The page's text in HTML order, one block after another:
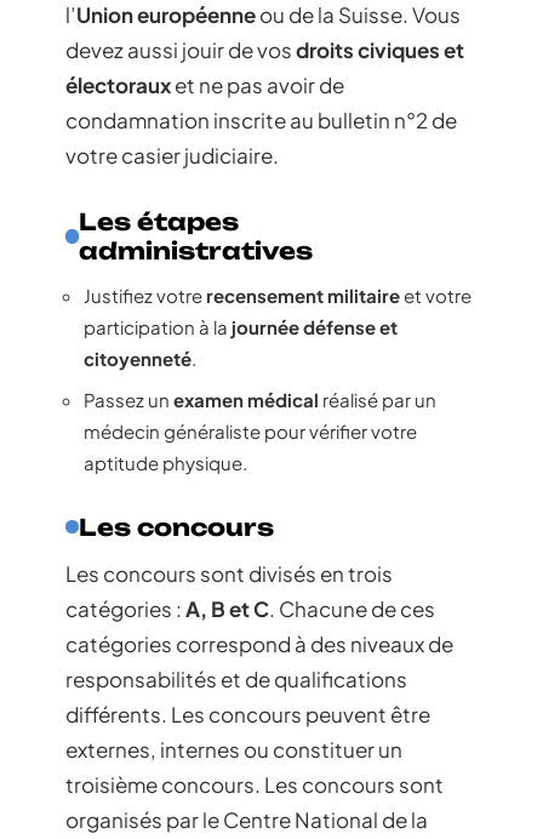
l’Union européenneou de la Suisse. Vous
devez aussi jouir de vosdroits civiques et
électorauxet ne pas avoir de
condamnation inscrite au bulletin n°2 de
votre casier judiciaire.
Les étapes
administratives
Justifiez votre recensement militaireet votre
participation à la journée défense et
citoyenneté.
Passez un examen médical réalisé par un
médecin généraliste pour vérifier votre
aptitude physique.
Les concours
Les concours sont divisés en trois
catégories : A, B et C. Chacune de ces
catégories correspond à des niveaux de
responsabilités et de qualifications
différents. Les concours peuvent être
externes, internes ou constituer un
troisième concours. Les concours sont
organisés par le Centre National de la